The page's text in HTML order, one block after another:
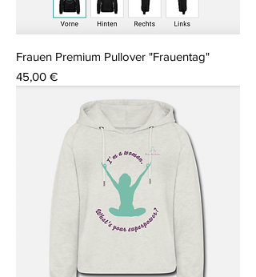
Frauen Premium Pullover "Frauentag"
Preis
45,00 €